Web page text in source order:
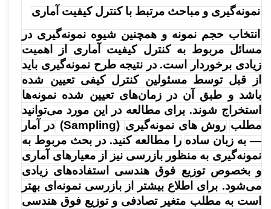
نمونه‌گیری و مباحث مرتبط با کنترل کیفیت آماری
انتخاب حجم نمونه و همچنین شیوه نمونه‌گیری در
مسائل مربوط به کنترل کیفیت آماری از اهمیت
زیادی برخوردار است. در نتیجه طرح نمونه‌گیری باید
از قبل توسط مسئولین کنترل کیفی تعیین شده
باشد و طبق آن در زمان‌های تعیین شده نمونه‌ها
استخراج شوند. برای مطالعه در این مورد می‌توانید
مطلب روش‌ های نمونه‌گیری (Sampling)
در آمار
— به زبان ساده را مطالعه کنید. در بحث مربوط به
نمونه‌گیری به منظور بازرسی نیز از معیارهای آماری
و بخصوص توزیع فوق هندسی استفاده‌های زیادی
می‌شود. برای اطلاع بیشتر از بازرسی نمونه‌ای بهتر
است به مطلب متغیر تصادفی و توزیع فوق هندسی